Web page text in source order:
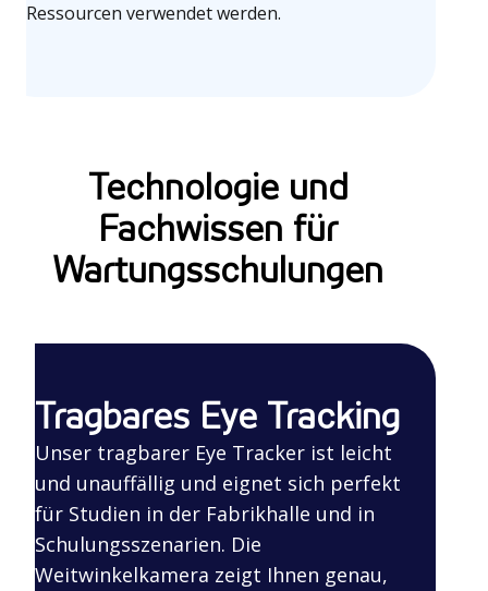
Ressourcen verwendet werden.
Technologie und
Fachwissen für
Wartungsschulungen
Tragbares Eye Tracking
Unser tragbarer Eye Tracker ist leicht
und unauffällig und eignet sich perfekt
für Studien in der Fabrikhalle und in
Schulungsszenarien. Die
Weitwinkelkamera zeigt Ihnen genau,